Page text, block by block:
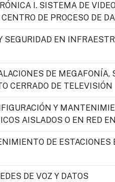
I. SISTEMA DE
DE PROCESO DE
SEGURIDAD EN
DE MEGAFONÍA,
CERRADO DE TELEVISIÓN
Y
AISLADOS O EN RED
DE ESTACIONES
DE VOZ Y DATOS